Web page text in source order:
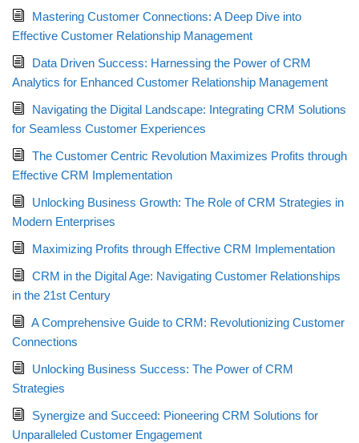
Mastering Customer Connections: A Deep Dive into
Effective Customer Relationship Management
Data Driven Success: Harnessing the Power of CRM
Analytics for Enhanced Customer Relationship Management
Navigating the Digital Landscape: Integrating CRM Solutions
for Seamless Customer Experiences
The Customer Centric Revolution Maximizes Profits through
Effective CRM Implementation
Unlocking Business Growth: The Role of CRM Strategies in
Modern Enterprises
Maximizing Profits through Effective CRM Implementation
CRM in the Digital Age: Navigating Customer Relationships
in the 21st Century
A Comprehensive Guide to CRM: Revolutionizing Customer
Connections
Unlocking Business Success: The Power of CRM
Strategies
Synergize and Succeed: Pioneering CRM Solutions for
Unparalleled Customer Engagement